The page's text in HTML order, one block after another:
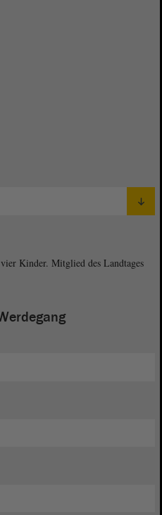
Kinder. Mitglied des Landtages